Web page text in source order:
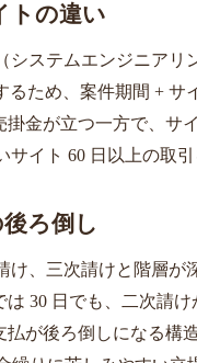
トの違い
システムエンジニア
るため、案件期間 + サ
金が立つ一方で、サ
イト 60 日以上の取引
ろ倒し
、三次請けと階層が
30 日でも、二次請
が後ろ倒しになる構